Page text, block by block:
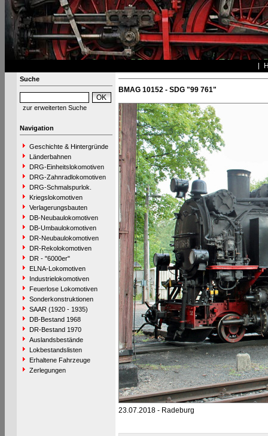
Suche
zur erweiterten Suche
Navigation
Geschichte & Hintergründe
Länderbahnen
DRG-Einheitslokomotiven
DRG-Zahnradlokomotiven
DRG-Schmalspurlok.
Kriegslokomotiven
Verlagerungsbauten
DB-Neubaulokomotiven
DB-Umbaulokomotiven
DR-Neubaulokomotiven
DR-Rekolokomotiven
DR - "6000er"
ELNA-Lokomotiven
Industrielokomotiven
Feuerlose Lokomotiven
Sonderkonstruktionen
SAAR (1920 - 1935)
DB-Bestand 1968
DR-Bestand 1970
Auslandsbestände
Lokbestandslisten
Erhaltene Fahrzeuge
Zerlegungen
BMAG 10152 - SDG "99 761"
23.07.2018 - Radeburg